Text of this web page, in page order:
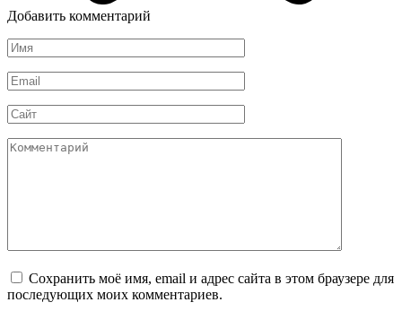
Добавить комментарий
Имя
*
Email
*
Сайт
Комментарий
Сохранить моё имя, email и адрес сайта в этом браузере для
последующих моих комментариев.